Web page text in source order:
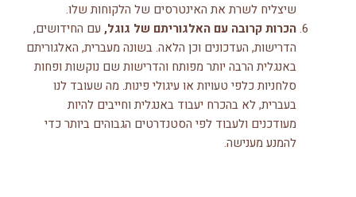
שיצליח לשרת את האינטרסים של הלקוחות שלו.
הכרות קרובה עם האלגוריתם של גוגל,עם החידושים,
הדרישות, העדכונים וכן הלאה. בשונה מעברית, האלגוריתם
באנגלית הרבה יותר מפותח והדרישות שם נוקשות ופחות
סלחניות כלפי טעויות או עיגולי פינות. מה שעובד לנו
בעברית, לא בהכרח יעבוד באנגלית וחייבים להיות
מעודכנים ולעבוד לפי הסטנדרטים הגבוהים ביותר כדי
להמנע מענישה.